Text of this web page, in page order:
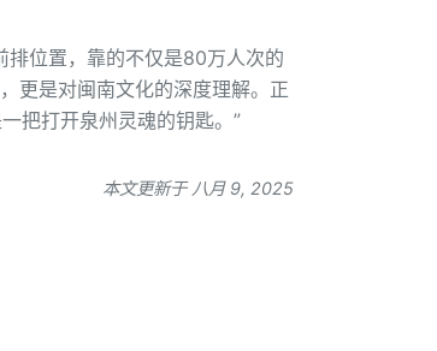
排位置，靠的不仅是80万人次的
更是对闽南文化的深度理解。正
把打开泉州灵魂的钥匙。”
本文更新于 八月 9, 2025